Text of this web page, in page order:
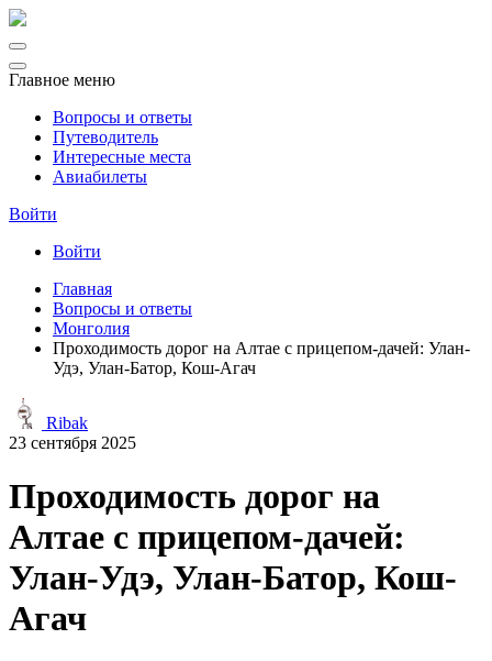
Главное меню
Вопросы и ответы
Путеводитель
Интересные места
Авиабилеты
Войти
Войти
Главная
Вопросы и ответы
Монголия
Проходимость дорог на Алтае с прицепом-дачей: Улан-
Удэ, Улан-Батор, Кош-Агач
Ribak
23 сентября 2025
Проходимость дорог на
Алтае с прицепом-дачей:
Улан-Удэ, Улан-Батор, Кош-
Агач